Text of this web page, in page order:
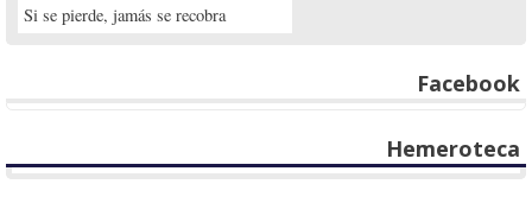
Si se pierde, jamás se recobra
Facebook
Hemeroteca